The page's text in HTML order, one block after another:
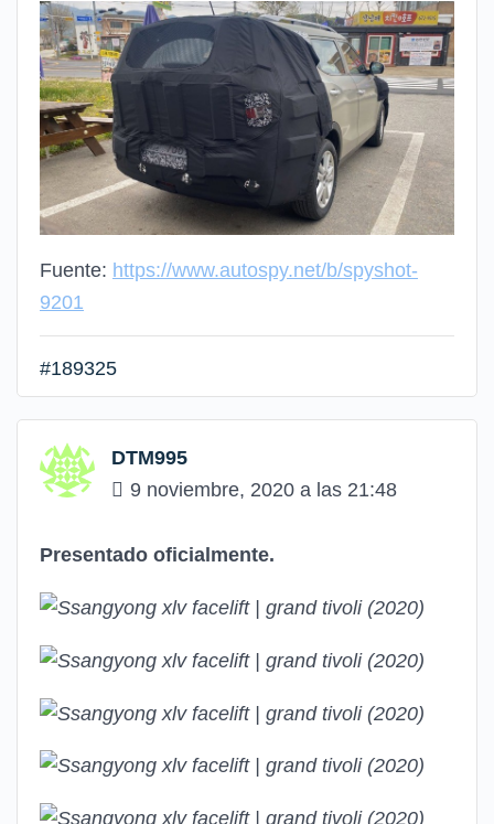
Fuente: https://www.autospy.net/b/spyshot-
9201
#189325
DTM995
9 noviembre, 2020 a las 21:48
Presentado oficialmente.